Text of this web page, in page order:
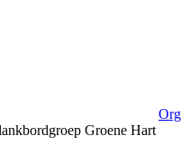
Groene Hart